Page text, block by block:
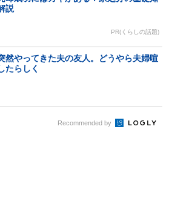
説
PR(くらしの話題)
然やってきた夫の友人。どうやら夫婦喧
たらしく
Recommended by